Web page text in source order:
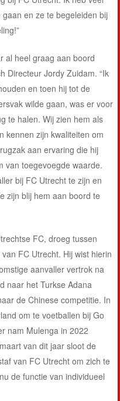
en ze te begeleiden bij
al heel graag aan boord
Directeur Jordy Zuidam. “Ik
en toen hij tot de
wilde gaan, was er voor
te halen. Wij zien hem als
kennen zijn kwaliteiten om
aan ervaring die hij
van toegevoegde waarde.
bij FC Utrecht te zijn en
zijn blij hem aan boord te
FC, droeg tussen
FC Utrecht. Hij wist hierin
aanvaller vertrok na
naar het Turkse Adana
de Chinese competitie. In
om te voetballen bij Go
nam Mulenga in 2022
van dit jaar sloot de
van FC Utrecht om zich te
de functie van individueel